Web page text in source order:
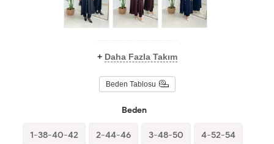
+ Daha Fazla Takım
Beden Tablosu
Beden
1-38-40-42 2-44-46 3-48-50 4-52-54